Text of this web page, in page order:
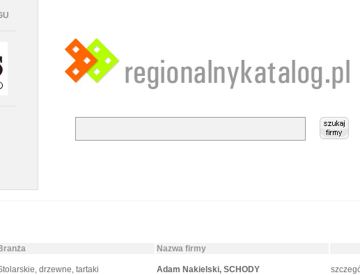
Nazwa firmy
drzewne, tartaki Adam Nakielski, SCHODY